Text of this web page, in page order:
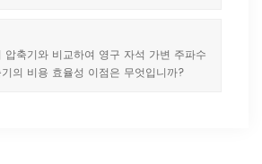
압축기와 비교하여 영구 자석 가변 주파수
의 비용 효율성 이점은 무엇입니까?